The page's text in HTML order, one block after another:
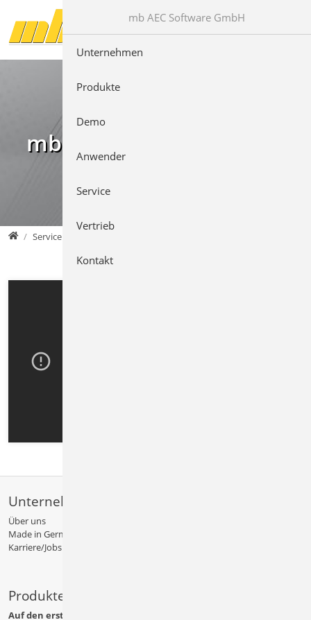
Direkt zur Hauptnavigation springen
Direkt zum Inhalt springen
mb Videos
mb AEC Software GmbH
Service
Unternehmen
Über uns
Made in Germany
Karriere/Jobs
Produkte
Auf den ersten Blick
mb AEC Software GmbH
Unternehmen
Produkte
Demo
Anwender
Service
Vertrieb
Kontakt